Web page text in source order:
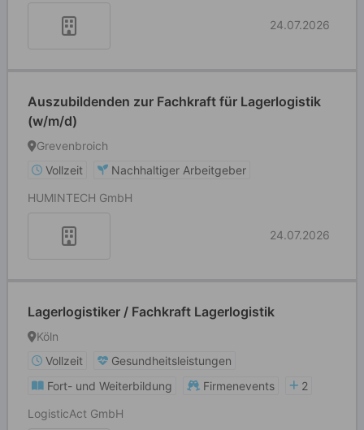
24.07.2026
Auszubildenden zur Fachkraft für Lagerlogistik
(w/m/d)
Grevenbroich
Vollzeit
Nachhaltiger Arbeitgeber
HUMINTECH GmbH
24.07.2026
Lagerlogistiker / Fachkraft Lagerlogistik
Köln
Vollzeit
Gesundheitsleistungen
Fort- und Weiterbildung
Firmenevents
2
LogisticAct GmbH